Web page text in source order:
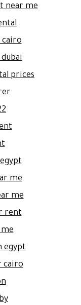
near me
cairo
prices
me
me\
rent
egypt
cairo